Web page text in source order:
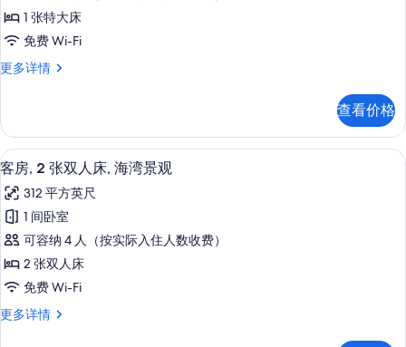
1
张
特
大
海
湾
景
观
的
所
有
照
片
1 张特大床
免费 Wi-Fi
更多详情
客
特
大
床,
湾
景
观
更
多
信
息
查看价格
显
示
客
房,
2
张
双
人
高档床上用品、客房内保险箱、办公
5
客房, 2 张双人床, 海湾景观
312 平方英尺
1 间卧室
可容纳 4 人（按实际入住人数收费）
2 张双人床
免费 Wi-Fi
更多详情
客